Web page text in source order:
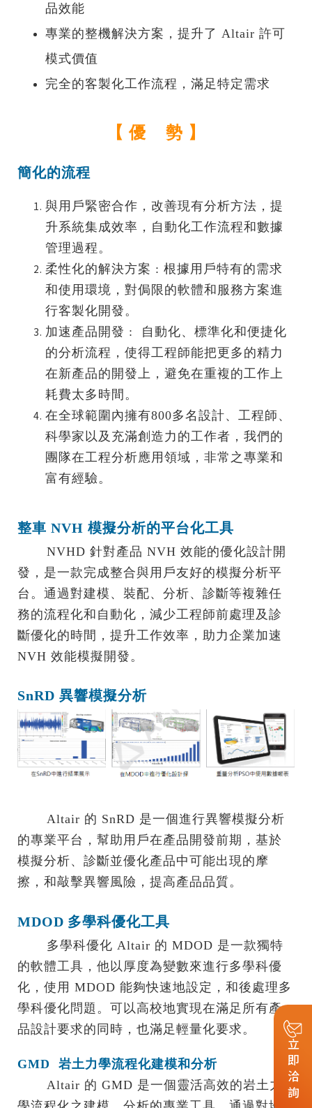
品效能
專業的整機解決方案，提升了 Altair 許可
模式價值
完全的客製化工作流程，滿足特定需求
【 優 勢 】
簡化的流程
與用戶緊密合作，改善現有分析方法，提
升系統集成效率，自動化工作流程和數據
管理過程。
柔性化的解決方案 : 根據用戶特有的需求
和使用環境，對侷限的軟體和服務方案進
行客製化開發。
加速產品開發 : 自動化、標準化和便捷化
的分析流程，使得工程師能把更多的精力
在新產品的開發上，避免在重複的工作上
耗費太多時間。
在全球範圍內擁有800多名設計、工程師、
科學家以及充滿創造力的工作者，我們的
團隊在工程分析應用領域，非常之專業和
富有經驗。
整車 NVH 模擬分析的平台化工具
NVHD 針對產品 NVH 效能的優化設計開
發，是一款完成整合與用戶友好的模擬分析平
台。通過對建模、裝配、分析、診斷等複雜任
務的流程化和自動化，減少工程師前處理及診
斷優化的時間，提升工作效率，助力企業加速
NVH 效能模擬開發。
SnRD 異響模擬分析
Altair 的 SnRD 是一個進行異響模擬分析
的專業平台，幫助用戶在產品開發前期，基於
模擬分析、診斷並優化產品中可能出現的摩
擦，和敲擊異響風險，提高產品品質。
MDOD 多學科優化工具
多學科優化 Altair 的 MDOD 是一款獨特
的軟體工具，他以厚度為變數來進行多學科優
化，使用 MDOD 能夠快速地設定，和後處理多
學科優化問題。可以高校地實現在滿足所有產
品設計要求的同時，也滿足輕量化要求。
GMD 岩土力學流程化建模和分析
Altair 的 GMD 是一個靈活高效的岩土力
立即洽詢